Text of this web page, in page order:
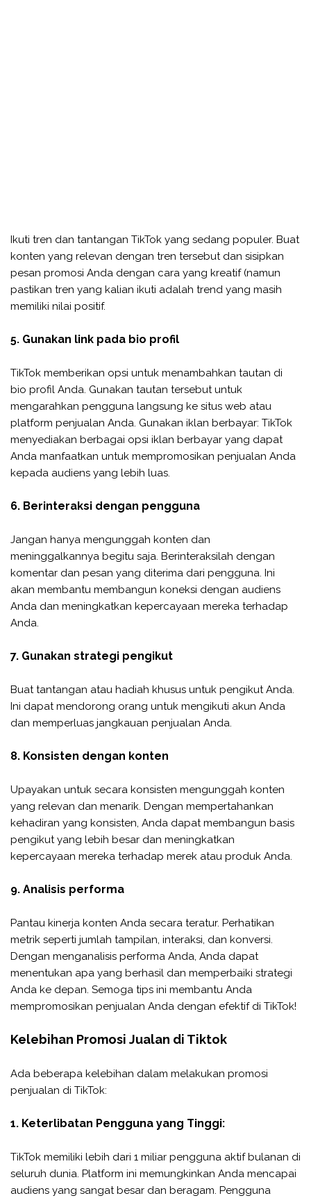
Ikuti tren dan tantangan TikTok yang sedang populer. Buat
konten yang relevan dengan tren tersebut dan sisipkan
pesan promosi Anda dengan cara yang kreatif (namun
pastikan tren yang kalian ikuti adalah trend yang masih
memiliki nilai positif.
5. Gunakan link pada bio profil
TikTok memberikan opsi untuk menambahkan tautan di
bio profil Anda. Gunakan tautan tersebut untuk
mengarahkan pengguna langsung ke situs web atau
platform penjualan Anda. Gunakan iklan berbayar: TikTok
menyediakan berbagai opsi iklan berbayar yang dapat
Anda manfaatkan untuk mempromosikan penjualan Anda
kepada audiens yang lebih luas.
6. Berinteraksi dengan pengguna
Jangan hanya mengunggah konten dan
meninggalkannya begitu saja. Berinteraksilah dengan
komentar dan pesan yang diterima dari pengguna. Ini
akan membantu membangun koneksi dengan audiens
Anda dan meningkatkan kepercayaan mereka terhadap
Anda.
7. Gunakan strategi pengikut
Buat tantangan atau hadiah khusus untuk pengikut Anda.
Ini dapat mendorong orang untuk mengikuti akun Anda
dan memperluas jangkauan penjualan Anda.
8. Konsisten dengan konten
Upayakan untuk secara konsisten mengunggah konten
yang relevan dan menarik. Dengan mempertahankan
kehadiran yang konsisten, Anda dapat membangun basis
pengikut yang lebih besar dan meningkatkan
kepercayaan mereka terhadap merek atau produk Anda.
9. Analisis performa
Pantau kinerja konten Anda secara teratur. Perhatikan
metrik seperti jumlah tampilan, interaksi, dan konversi.
Dengan menganalisis performa Anda, Anda dapat
menentukan apa yang berhasil dan memperbaiki strategi
Anda ke depan. Semoga tips ini membantu Anda
mempromosikan penjualan Anda dengan efektif di TikTok!
Kelebihan Promosi Jualan di Tiktok
Ada beberapa kelebihan dalam melakukan promosi
penjualan di TikTok:
1. Keterlibatan Pengguna yang Tinggi:
TikTok memiliki lebih dari 1 miliar pengguna aktif bulanan di
seluruh dunia. Platform ini memungkinkan Anda mencapai
audiens yang sangat besar dan beragam. Pengguna